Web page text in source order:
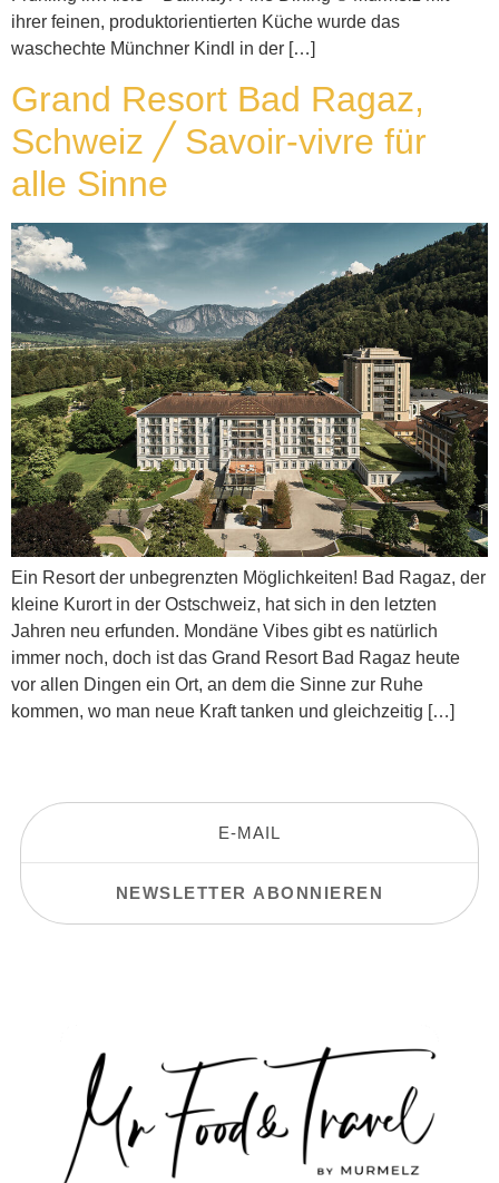
ihrer feinen, produktorientierten Küche wurde das
waschechte Münchner Kindl in der […]
Grand Resort Bad Ragaz,
Schweiz ╱ Savoir-vivre für
alle Sinne
Ein Resort der unbegrenzten Möglichkeiten! Bad Ragaz, der
kleine Kurort in der Ostschweiz, hat sich in den letzten
Jahren neu erfunden. Mondäne Vibes gibt es natürlich
immer noch, doch ist das Grand Resort Bad Ragaz heute
vor allen Dingen ein Ort, an dem die Sinne zur Ruhe
kommen, wo man neue Kraft tanken und gleichzeitig […]